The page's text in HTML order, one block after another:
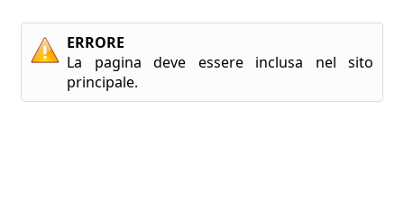
ERRORE
La pagina deve essere inclusa nel sito
principale.